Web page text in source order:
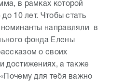
в рамках которой
10 лет. Чтобы стать
номинанты направляли в
фонда Елены
о своих
достижениях, а также
для тебя важно